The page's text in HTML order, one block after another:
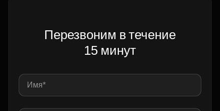
Перезвоним в течение
15 минут